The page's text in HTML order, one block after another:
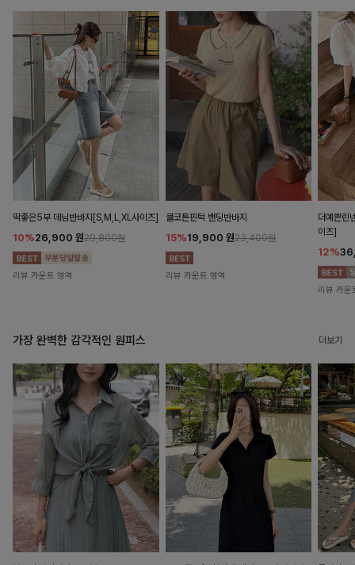
딱좋은5부 데님반바지[S,M,L,XL사이즈]
10%26,900 원29,800원
리뷰 카운트 영역
쿨코튼핀턱 밴딩반바지
15%19,900 원23,400원
리뷰 카운트 영역
더예쁜린
이즈]
12%
리뷰 카운
가장 완벽한 감각적인 원피스 더보기